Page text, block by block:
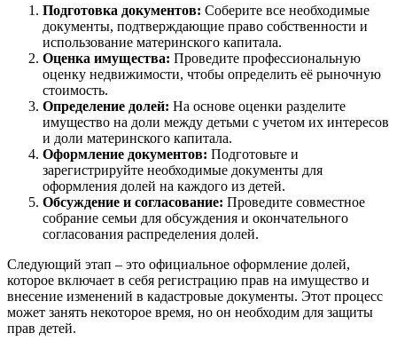
Подготовка документов: Соберите все необходимые
документы, подтверждающие право собственности и
использование материнского капитала.
Оценка имущества: Проведите профессиональную
оценку недвижимости, чтобы определить её рыночную
стоимость.
Определение долей: На основе оценки разделите
имущество на доли между детьми с учетом их интересов
и доли материнского капитала.
Оформление документов: Подготовьте и
зарегистрируйте необходимые документы для
оформления долей на каждого из детей.
Обсуждение и согласование: Проведите совместное
собрание семьи для обсуждения и окончательного
согласования распределения долей.
Следующий этап – это официальное оформление долей,
которое включает в себя регистрацию прав на имущество и
внесение изменений в кадастровые документы. Этот процесс
может занять некоторое время, но он необходим для защиты
прав детей.